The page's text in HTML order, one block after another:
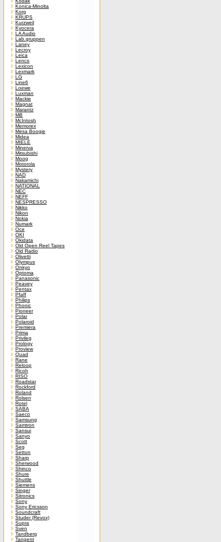
Konica-Minolta
Korg
KRUPS
Kurzweil
Kyocera
LA Audio
Lab.gruppen
Laney
Lecroy
Leica
Lenco
Lexicon
Lexmark
LG
Line6
Loewe
Luxman
Mackie
Magnat
Marantz
MB
McIntosh
Memorex
Mesa Boogie
Midea
MIELE
Minerva
Mitsubishi
Moog
Motorola
Mystery
NAD
Nakamichi
NATIONAL
NEC
NEFF
NESPRESSO
Nikko
Nikon
Nokia
Numark
Oce
OKI
Okidata
Old Open Reel Tapes
Old Radio
Olivetti
Olympus
Onkyo
Optoma
Panasonic
Peavey
Pentax
Pfaff
Philips
Phonic
Pioneer
Polar
Polaroid
Premiera
Prima
Privileg
Prology
Proview
Quad
Rane
Reloop
Ricoh
RISO
Roadstar
Rockford
Roland
Rolsen
Rotel
SABA
Saeco
Samsung
Samtron
Sansui
Sanyo
Scott
Seg
Setton
Sharp
Sherwood
Shinco
Shure
Shuttle
Siemens
Singer
Sitronics
Sony
Sony Ericsson
Soundcraft
Studer (Revox)
Supra
Sven
Tandberg
Tangent